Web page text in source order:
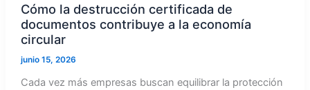
Cómo la destrucción certificada de
documentos contribuye a la economía
circular
junio 15, 2026
Cada vez más empresas buscan equilibrar la protección